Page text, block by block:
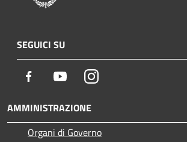
SEGUICI SU
Facebook YoutubeInstagram
AMMINISTRAZIONE
Organi di Governo